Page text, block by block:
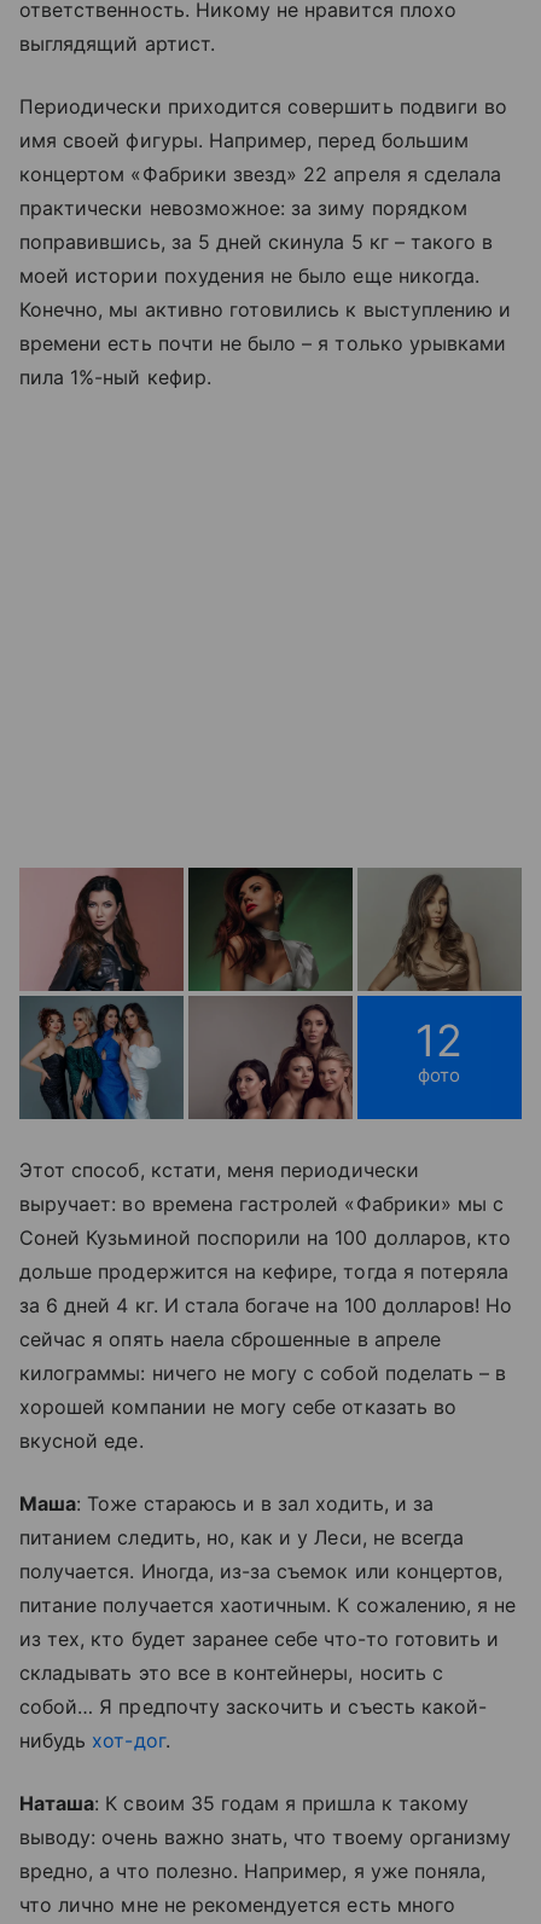
ответственность. Никому не нравится плохо
выглядящий артист.
Периодически приходится совершить подвиги во
имя своей фигуры. Например, перед большим
концертом «Фабрики звезд» 22 апреля я сделала
практически невозможное: за зиму порядком
поправившись, за 5 дней скинула 5 кг – такого в
моей истории похудения не было еще никогда.
Конечно, мы активно готовились к выступлению и
времени есть почти не было – я только урывками
пила 1%-ный кефир.
12
фото
Этот способ, кстати, меня периодически
выручает: во времена гастролей «Фабрики» мы с
Соней Кузьминой поспорили на 100 долларов, кто
дольше продержится на кефире, тогда я потеряла
за 6 дней 4 кг. И стала богаче на 100 долларов! Но
сейчас я опять наела сброшенные в апреле
килограммы: ничего не могу с собой поделать – в
хорошей компании не могу себе отказать во
вкусной еде.
Маша: Тоже стараюсь и в зал ходить, и за
питанием следить, но, как и у Леси, не всегда
получается. Иногда, из-за съемок или концертов,
питание получается хаотичным. К сожалению, я не
из тех, кто будет заранее себе что-то готовить и
складывать это все в контейнеры, носить с
собой… Я предпочту заскочить и съесть какой-
нибудь хот-дог.
Наташа: К своим 35 годам я пришла к такому
выводу: очень важно знать, что твоему организму
вредно, а что полезно. Например, я уже поняла,
что лично мне не рекомендуется есть много